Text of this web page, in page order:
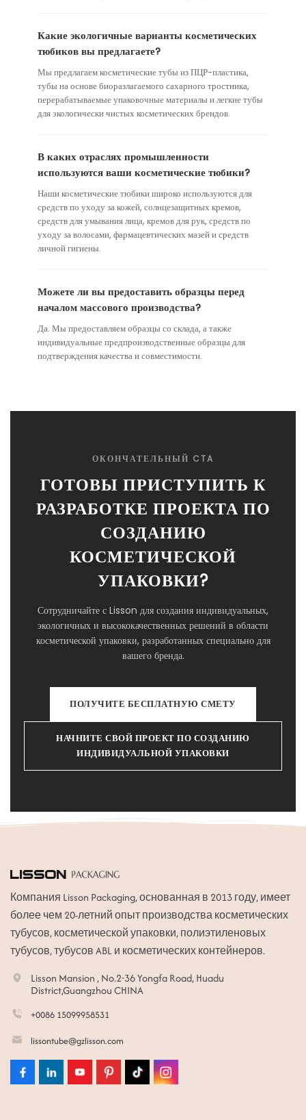
Какие экологичные варианты косметических
тюбиков вы предлагаете?
Мы предлагаем косметические тубы из ПЦР-пластика,
тубы на основе биоразлагаемого сахарного тростника,
перерабатываемые упаковочные материалы и легкие тубы
для экологически чистых косметических брендов.
В каких отраслях промышленности
используются ваши косметические тюбики?
Наши косметические тюбики широко используются для
средств по уходу за кожей, солнцезащитных кремов,
средств для умывания лица, кремов для рук, средств по
уходу за волосами, фармацевтических мазей и средств
личной гигиены.
Можете ли вы предоставить образцы перед
началом массового производства?
Да. Мы предоставляем образцы со склада, а также
индивидуальные предпроизводственные образцы для
подтверждения качества и совместимости.
ОКОНЧАТЕЛЬНЫЙ CTA
ГОТОВЫ ПРИСТУПИТЬ К
РАЗРАБОТКЕ ПРОЕКТА ПО
СОЗДАНИЮ
КОСМЕТИЧЕСКОЙ
УПАКОВКИ?
Сотрудничайте с Lisson для создания индивидуальных,
экологичных и высококачественных решений в области
косметической упаковки, разработанных специально для
вашего бренда.
ПОЛУЧИТЕ БЕСПЛАТНУЮ СМЕТУ
НАЧНИТЕ СВОЙ ПРОЕКТ ПО СОЗДАНИЮ
ИНДИВИДУАЛЬНОЙ УПАКОВКИ
Компания Lisson Packaging, основанная в 2013 году, имеет
более чем 20-летний опыт производства косметических
тубусов, косметической упаковки, полиэтиленовых
тубусов, тубусов ABL и косметических контейнеров.
Lisson Mansion , No.2-36 Yongfa Road, Huadu
District,Guangzhou CHINA
+0086 15099958531
lissontube@gzlisson.com